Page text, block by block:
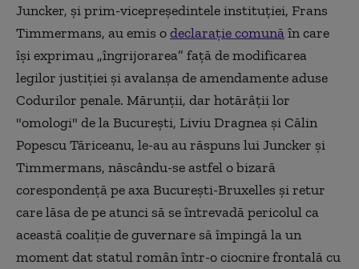
Juncker, și prim-vicepreședintele instituției, Frans
Timmermans, au emis odeclarație comunăîn care
își exprimau „îngrijorarea” față de modificarea
legilor justiției și avalanşa de amendamente aduse
Codurilor penale. Mărunţii, dar hotărâţii lor
"omologi" de la Bucureşti, Liviu Dragnea şi Călin
Popescu Tăriceanu, le-au au răspuns lui Juncker şi
Timmermans, născându-se astfel o bizară
corespondenţă pe axa Bucureşti-Bruxelles şi retur
care lăsa de pe atunci să se întrevadă pericolul ca
această coaliţie de guvernare să împingă la un
moment dat statul român într-o ciocnire frontală cu